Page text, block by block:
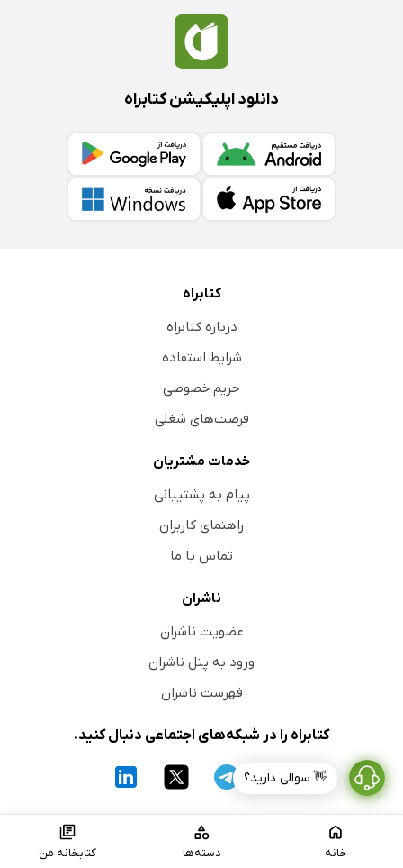
خانه دسته‌ها کتابخانه من
👋 سوالی دارید؟
دانلود اپلیکیشن کتابراه
کتابراه
درباره کتابراه
شرایط استفاده
حریم خصوصی
فرصت‌های شغلی
خدمات مشتریان
پیام به پشتیبانی
راهنمای کاربران
تماس با ما
ناشران
عضویت ناشران
ورود به پنل ناشران
فهرست ناشران
کتابراه را در شبکه‌های اجتماعی دنبال کنید.
نصب اپلیکیشن کتابراه امکان شنیدن وخرید کتاب